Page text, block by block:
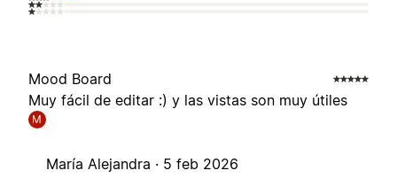
Mood Board
Muy fácil de editar :) y las vistas son muy útiles
M
María Alejandra · 5 feb 2026